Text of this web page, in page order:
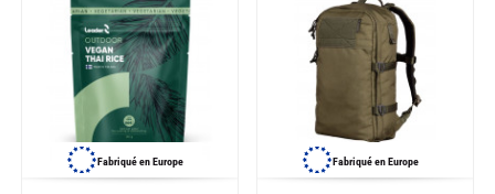
Fabriqué en Europe Fabriqué en Europe